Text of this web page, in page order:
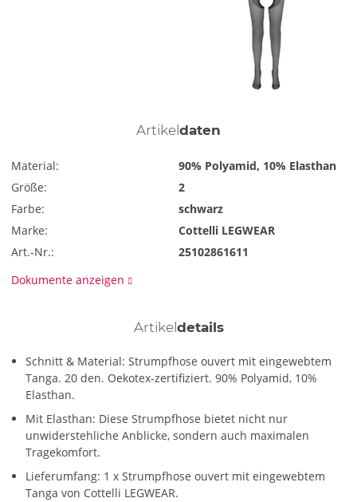
Artikel daten
Material:
90% Polyamid, 10% Elasthan
Größe:
2
Farbe:
schwarz
Marke:
Cottelli LEGWEAR
Art.-Nr.:
25102861611
Dokumente anzeigen
Artikel details
Schnitt & Material: Strumpfhose ouvert mit eingewebtem
Tanga. 20 den. Oekotex-zertifiziert. 90% Polyamid, 10%
Elasthan.
Mit Elasthan: Diese Strumpfhose bietet nicht nur
unwiderstehliche Anblicke, sondern auch maximalen
Tragekomfort.
Lieferumfang: 1 x Strumpfhose ouvert mit eingewebtem
Tanga von Cottelli LEGWEAR.